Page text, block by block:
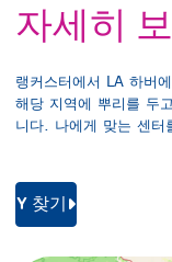
자세히
랭커스터에서 LA 하버
해당 지역에 뿌리를 두
니다. 나에게 맞는 센터
Y 찾기